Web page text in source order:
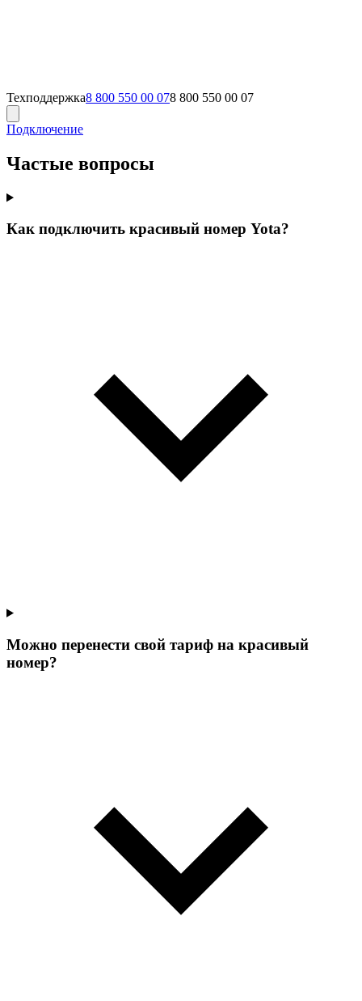
Техподдержка8 800 550 00 078 800 550 00 07
Подключение
Частые вопросы
Как подключить красивый номер Yota?
Можно перенести свой тариф на красивый
номер?